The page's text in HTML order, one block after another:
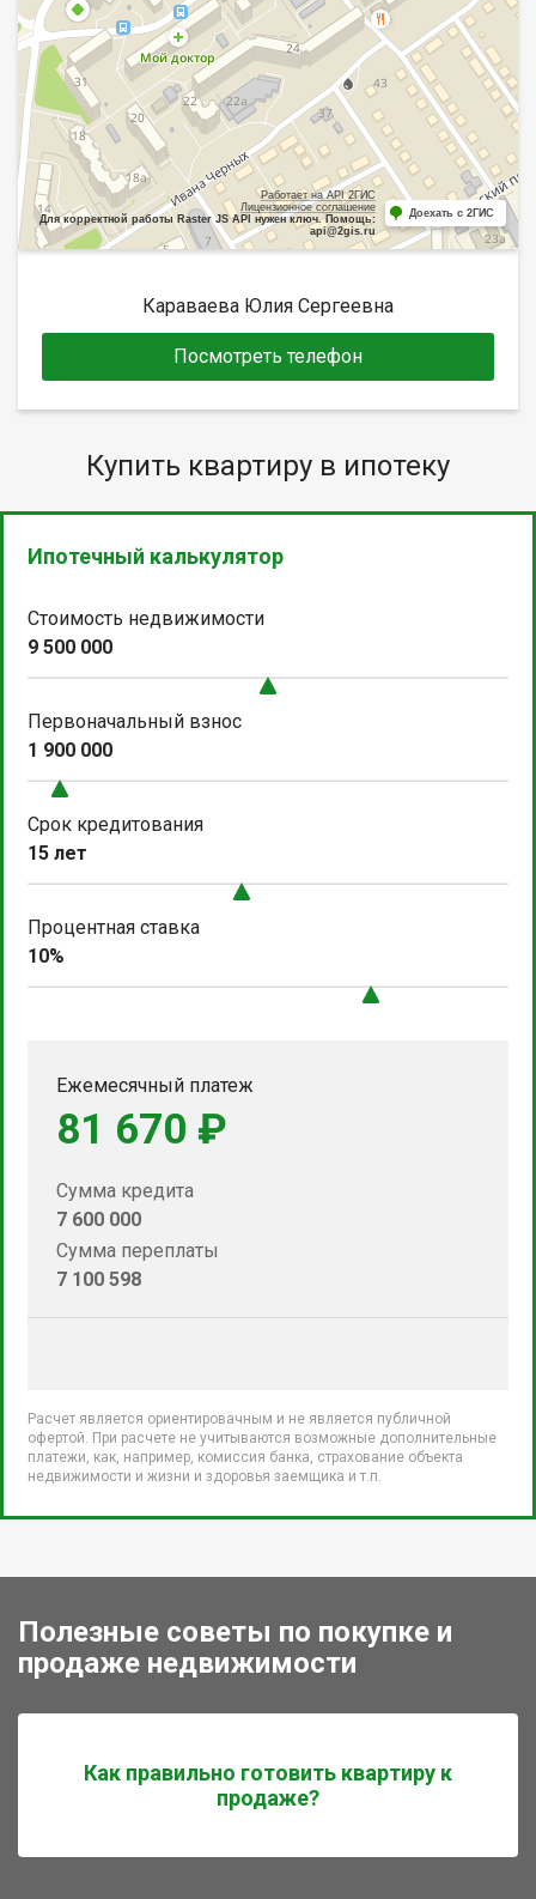
Работает на API 2ГИС
Лицензионное соглашение
Для корректной работы Raster JS API нужен ключ. Помощь:
api@2gis.ru
Доехать с 2ГИС
Караваева Юлия Сергеевна
Посмотреть телефон
Купить квартиру в ипотеку
Ипотечный калькулятор
Стоимость недвижимости
9 500 000
Первоначальный взнос
1 900 000
Срок кредитования
15 лет
Процентная ставка
10%
Ежемесячный платеж
81 670 ₽
Сумма кредита
7 600 000
Сумма переплаты
7 100 598
Расчет является ориентировачным и не является публичной
офертой. При расчете не учитываются возможные дополнительные
платежи, как, например, комиссия банка, страхование объекта
недвижимости и жизни и здоровья заемщика и т.п.
Полезные советы по покупке и
продаже недвижимости
Как правильно готовить квартиру к
продаже?